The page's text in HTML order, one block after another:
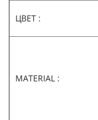
ЦВЕТ :
MATERIAL :